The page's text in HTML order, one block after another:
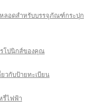
ลอดสำหรับบรรจุภัณฑ์กระปุก
รโปนิกส์ของคุณ
วกับป้ายทะเบียน
รี่ไฟฟ้า